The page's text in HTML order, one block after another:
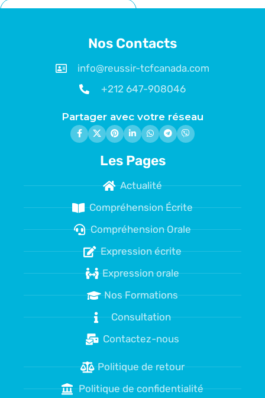
Nos Contacts
info@reussir-tcfcanada.com
+212 647-908046
Partager avec votre réseau
Les Pages
Actualité
Compréhension Écrite
Compréhension Orale
Expression écrite
Expression orale
Nos Formations
Consultation
Contactez-nous
Politique de retour
Politique de confidentialité